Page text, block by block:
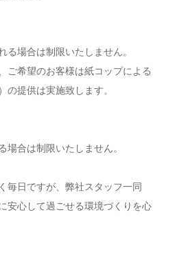
場合は制限いたしません。
ご希望のお客様は紙コップによる
の提供は実施致します。
合は制限いたしません。
毎日ですが、弊社スタッフ一同
安心して過ごせる環境づくりを心